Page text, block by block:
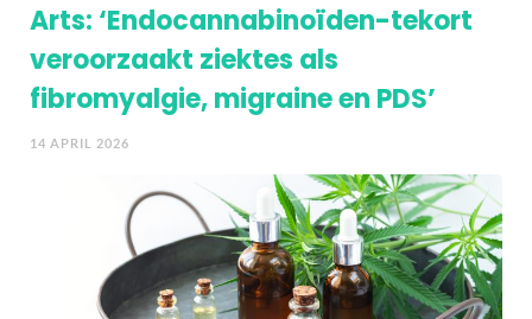
Arts: ‘Endocannabinoïden-tekort
veroorzaakt ziektes als
fibromyalgie, migraine en PDS’
14 APRIL 2026